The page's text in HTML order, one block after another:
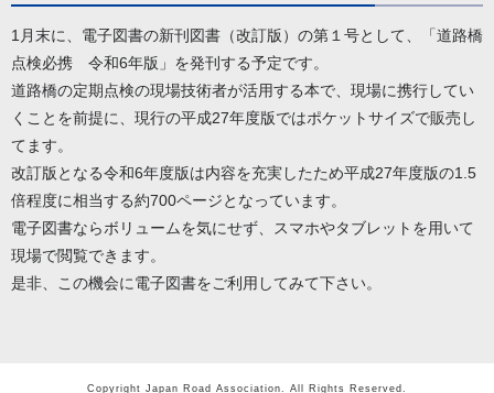
1月末に、電子図書の新刊図書（改訂版）の第１号として、「道路橋
点検必携 令和6年版」を発刊する予定です。
道路橋の定期点検の現場技術者が活用する本で、現場に携行してい
くことを前提に、現行の平成27年度版ではポケットサイズで販売し
てます。
改訂版となる令和6年度版は内容を充実したため平成27年度版の1.5
倍程度に相当する約700ページとなっています。
電子図書ならボリュームを気にせず、スマホやタブレットを用いて
現場で閲覧できます。
是非、この機会に電子図書をご利用してみて下さい。
Copyright Japan Road Association. All Rights Reserved.